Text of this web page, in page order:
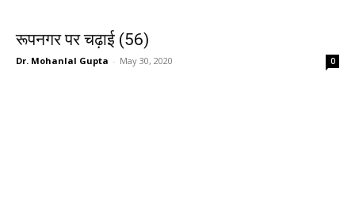
रूपनगर पर चढ़ाई (56)
Dr. Mohanlal Gupta - May 30, 2020 0